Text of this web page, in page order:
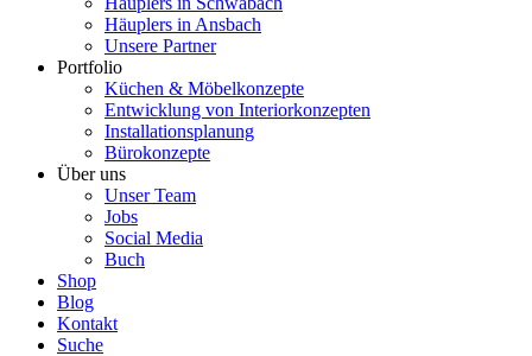
Häuplers in Ansbach
Unsere Partner
Portfolio
Küchen & Möbelkonzepte
Entwicklung von Interiorkonzepten
Installationsplanung
Bürokonzepte
Über uns
Unser Team
Jobs
Social Media
Buch
Shop
Blog
Kontakt
Suche